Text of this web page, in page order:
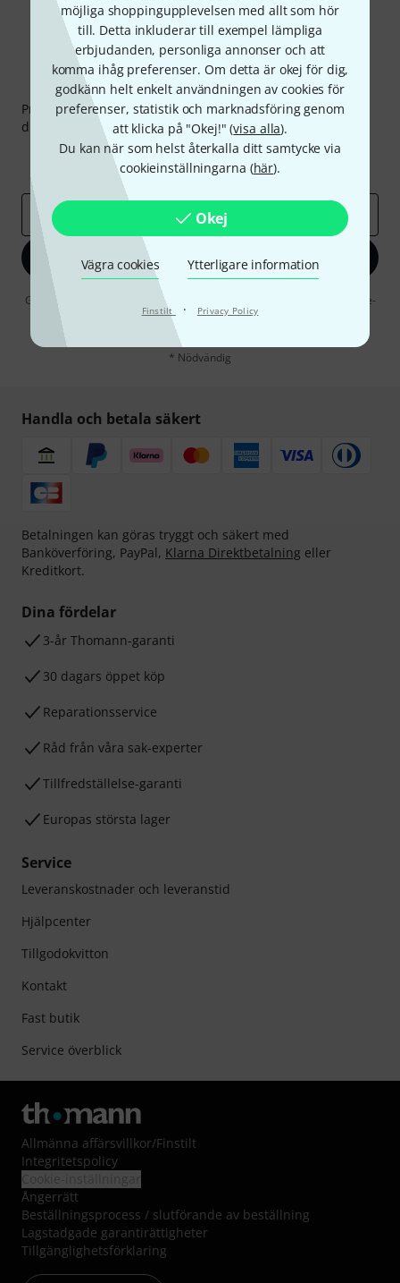
möjliga shoppingupplevelsen med allt som hör
till. Detta inkluderar till exempel lämpliga
erbjudanden, personliga annonser och att
komma ihåg preferenser. Om detta är okej för dig,
godkänn helt enkelt användningen av cookies för
preferenser, statistik och marknadsföring genom
att klicka på "Okej!" (visa alla).
Du kan när som helst återkalla ditt samtycke via
cookieinställningarna (här).
Okej
Vägra cookies Ytterligare information
Finstilt · Privacy Policy
Thomann nyhetsbrev
Prenumererar på Thomanns Nyhetsbrev på engelska och
du kan med lite tur vinna en50 kupongvärd
Inspirerande inlägg
Erbjudanden
Thomann Insikter
E-postadress
Registrera dig nu
Genom att klicka på "Registrera dig nu" samtycker jag till att ta emot e-
postreklam. Avregistrering är möjlig när som helst. Du finner mer
information om nyhetsbrevet i vår
* Nödvändig
Handla och betala säkert
Betalningen kan göras tryggt och säkert med
Banköverföring, PayPal, Klarna Direktbetalning eller
Kreditkort.
Dina fördelar
3-år Thomann-garanti
30 dagars öppet köp
Reparationsservice
Råd från våra sak-experter
Tillfredställelse-garanti
Europas största lager
Service
Leveranskostnader och leveranstid
Hjälpcenter
Tillgodokvitton
Kontakt
Fast butik
Service överblick
Allmänna affärsvillkor/Finstilt
Integritetspolicy
Ångerrätt
Beställningsprocess / slutförande av beställning
Lagstadgade garantirättigheter
Tillgänglighetsförklaring